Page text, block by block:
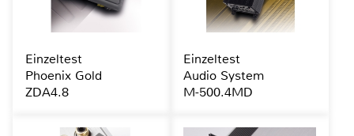
Einzeltest
Phoenix Gold
ZDA4.8
Einzeltest
Audio System
M-500.4MD